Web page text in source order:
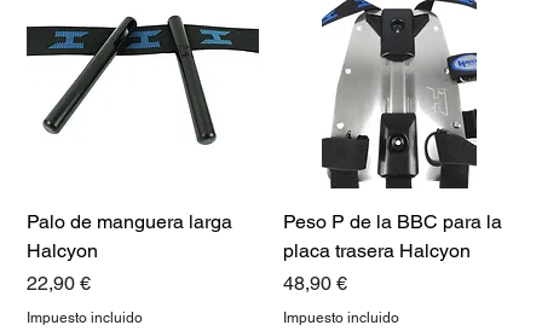
Palo de manguera larga
Halcyon
Precio
22,90 €
Impuesto incluido
Peso P de la BBC para la
placa trasera Halcyon
Precio
48,90 €
Impuesto incluido